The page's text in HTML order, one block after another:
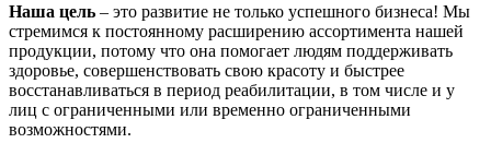
Наша цель – это развитие не только успешного бизнеса! Мы
стремимся к постоянному расширению ассортимента нашей
продукции, потому что она помогает людям поддерживать
здоровье, совершенствовать свою красоту и быстрее
восстанавливаться в период реабилитации, в том числе и у
лиц с ограниченными или временно ограниченными
возможностями.